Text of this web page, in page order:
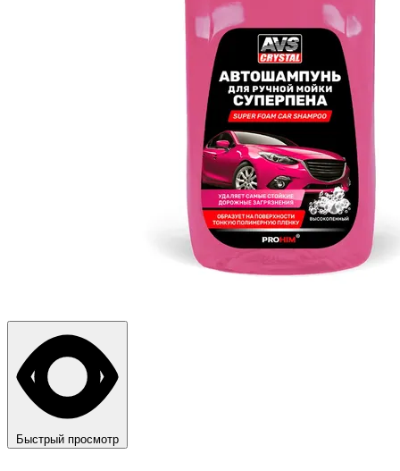
Быстрый просмотр